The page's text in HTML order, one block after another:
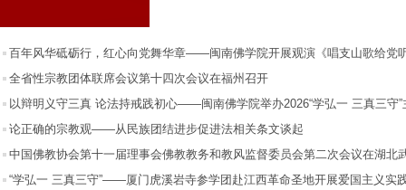
百年风华砥砺行，红心向党舞华章——闽南佛学院开展观演《唱支山歌给党
教育活动
全省性宗教团体联席会议第十四次会议在福州召开
以辩明义守三真 论法持戒践初心——闽南佛学院举办2026“学弘一 三真三守”
辩赛
论正确的宗教观——从民族团结进步促进法相关条文谈起
中国佛教协会第十一届理事会佛教教务和教风监督委员会第二次会议在湖北
“学弘一 三真三守”——厦门虎溪岩寺参学团赴江西革命圣地开展爱国主义实